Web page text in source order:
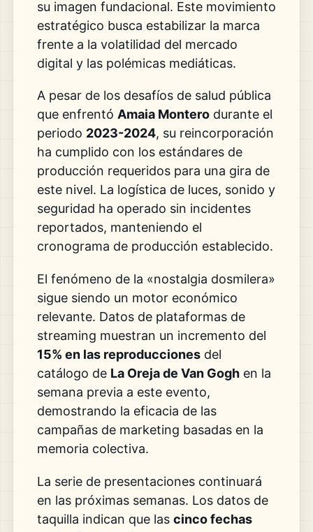
su imagen fundacional. Este movimiento
estratégico busca estabilizar la marca
frente a la volatilidad del mercado
digital y las polémicas mediáticas.
A pesar de los desafíos de salud pública
que enfrentó Amaia Monterodurante el
periodo 2023-2024, su reincorporación
ha cumplido con los estándares de
producción requeridos para una gira de
este nivel. La logística de luces, sonido y
seguridad ha operado sin incidentes
reportados, manteniendo el
cronograma de producción establecido.
El fenómeno de la «nostalgia dosmilera»
sigue siendo un motor económico
relevante. Datos de plataformas de
streaming muestran un incremento del
15% en las reproduccionesdel
catálogo de La Oreja de Van Goghen la
semana previa a este evento,
demostrando la eficacia de las
campañas de marketing basadas en la
memoria colectiva.
La serie de presentaciones continuará
en las próximas semanas. Los datos de
taquilla indican que las cinco fechas